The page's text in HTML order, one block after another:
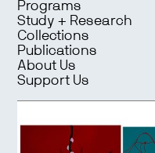
Programs
Study + Research
Collections
Publications
About Us
Support Us